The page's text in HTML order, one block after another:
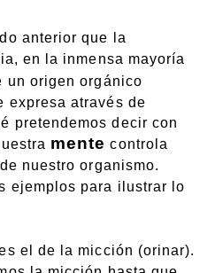
anterior que la
en la inmensa mayoría
un origen orgánico
expresa através de
pretendemos decir con
mente controla
nuestro organismo.
ejemplos para ilustrar lo
el de la micción (orinar).